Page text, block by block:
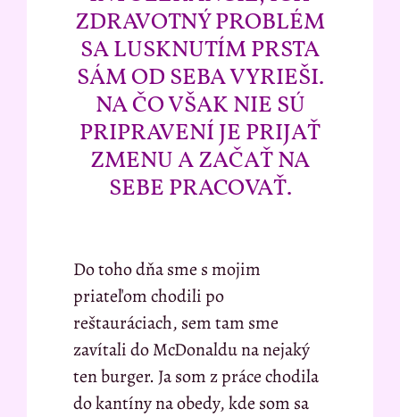
ZDRAVOTNÝ PROBLÉM
SA LUSKNUTÍM PRSTA
SÁM OD SEBA VYRIEŠI.
NA ČO VŠAK NIE SÚ
PRIPRAVENÍ JE PRIJAŤ
ZMENU A ZAČAŤ NA
SEBE PRACOVAŤ.
Do toho dňa sme s mojim
priateľom chodili po
reštauráciach, sem tam sme
zavítali do McDonaldu na nejaký
ten burger. Ja som z práce chodila
do kantíny na obedy, kde som sa